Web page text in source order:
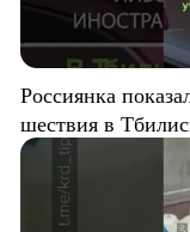
Россиянка
шествия в